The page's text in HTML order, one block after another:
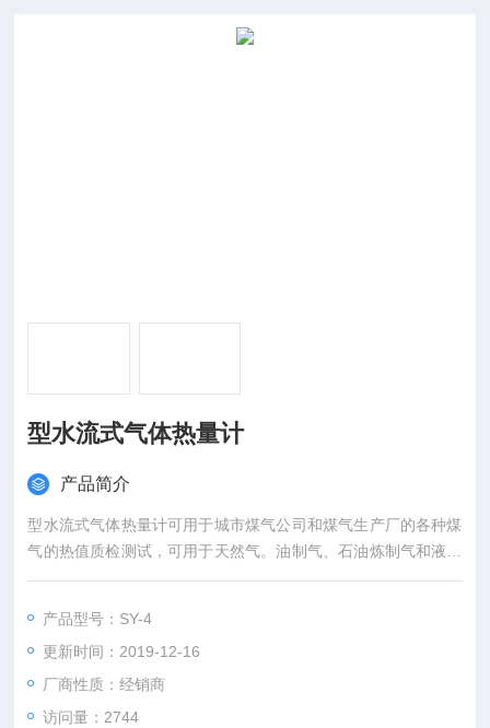
型水流式气体热量计
产品简介
型水流式气体热量计可用于城市煤气公司和煤气生产厂的各种煤
气的热值质检测试，可用于天然气。油制气、石油炼制气和液化
石油气的热值质检测试，可用于炼焦厂、钢铁厂、冶金厂、炼油
用于气田气、矿井气、沼气等的热值测试工作。
产品型号：SY-4
更新时间：2019-12-16
厂商性质：经销商
访问量：2744